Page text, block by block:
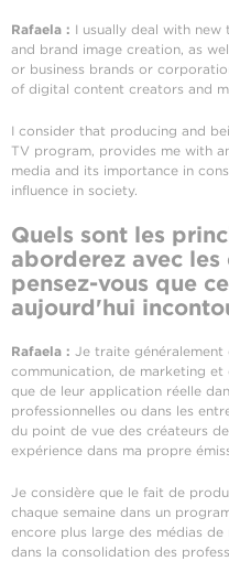
Rafaela : I usually deal with
and brand image creation, as
or business brands or
of digital content creators and
I consider that producing and
TV program, provides me with
media and its importance in
influence in society.
Quels sont les
aborderez avec
pensez-vous que
aujourd'hui
Rafaela : Je traite généralement
communication, de marketing
que de leur application réelle
professionnelles ou dans les
du point de vue des créateurs
expérience dans ma propre
Je considère que le fait de
chaque semaine dans un
encore plus large des médias
dans la consolidation des